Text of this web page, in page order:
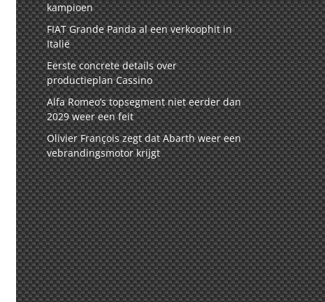
kampioen
FIAT Grande Panda al een verkoophit in
Italië
Eerste concrete details over
productieplan Cassino
Alfa Romeo’s topsegment niet eerder dan
2029 weer een feit
Olivier François zegt dat Abarth weer een
vebrandingsmotor krijgt